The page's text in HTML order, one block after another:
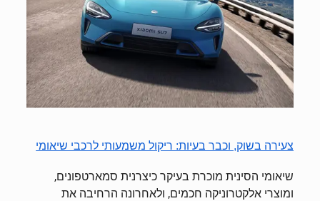
צעירה בשוק, וכבר בעיות: ריקול משמעותי לרכבי שיאומי
שיאומי הסינית מוכרת בעיקר כיצרנית סמארטפונים,
ומוצרי אלקטרוניקה חכמים, ולאחרונה הרחיבה את